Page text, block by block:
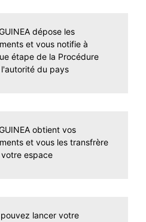
dépose les
et vous notifie à
étape de la Procédure
du pays
obtient vos
et vous les transfrère
espace
pouvez lancer votre